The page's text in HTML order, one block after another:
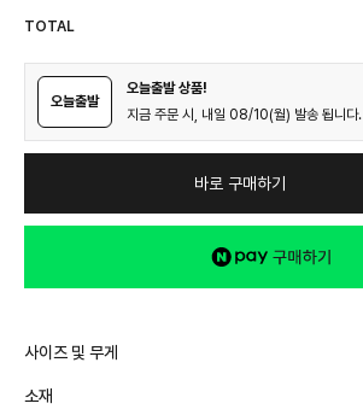
TOTAL
오늘출발
오늘출발 상품!
지금 주문 시, 내일 08/10(월) 발송 됩니다.
바로 구매하기
사이즈 및 무게
소재